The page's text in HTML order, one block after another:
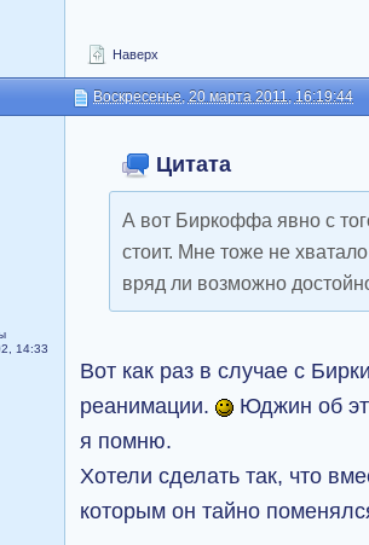
Наверх
Воскресенье, 20 марта 2011, 16:19:44
14:33
Цитата
А вот Биркоффа явно с
стоит. Мне тоже не
вряд ли возможно
Вот как раз в случае с
реанимации.
Юджин об
я помню.
Хотели сделать так, что
которым он тайно